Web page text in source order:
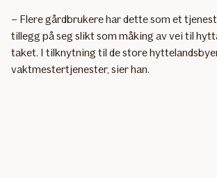
– Flere gårdbrukere har dette som et
tillegg på seg slikt som måking av vei til
taket. I tilknytning til de store
vaktmestertjenester, sier han.